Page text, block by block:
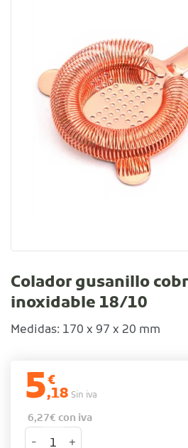
Colador gusanillo
inoxidable 18/10
Medidas: 170 x 97 x 20 mm
5€
,18 Sin iva
6,27€ con iva
Colador gusanillo cobre de